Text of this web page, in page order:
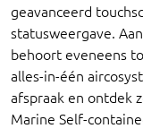
geavanceerd
statusweergave.
behoort eveneens
alles-in-één
afspraak en ontdek
Marine Self-